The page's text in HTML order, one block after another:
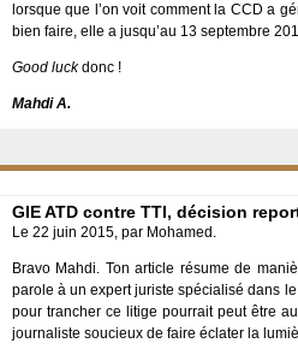
lorsque que l’on voit comment la CCD a
bien faire, elle a jusqu’au 13 septembre
Good luckdonc !
Mahdi A.
GIE ATD contre TTI, décision
Le 22 juin 2015, par Mohamed.
Bravo Mahdi. Ton article résume de
parole à un expert juriste spécialisé dans
pour trancher ce litige pourrait peut être
journaliste soucieux de faire éclater la